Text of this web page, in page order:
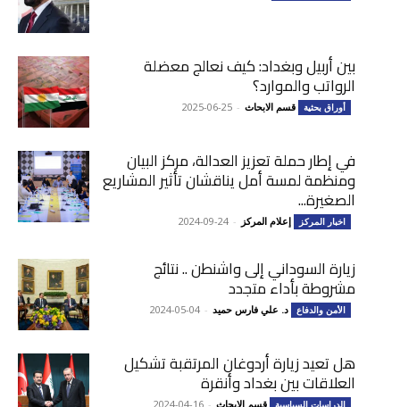
بين أربيل وبغداد: كيف نعالج معضلة
الرواتب والموارد؟
أوراق بحثية قسم الابحاث -
2025-06-25
في إطار حملة تعزيز العدالة، مركز البيان
ومنظمة لمسة أمل يناقشان تأثير المشاريع
الصغيرة...
اخبار المركز إعلام المركز -
2024-09-24
زيارة السوداني إلى واشنطن .. نتائج
مشروطة بأداء متجدد
الأمن والدفاع د. علي فارس حميد -
2024-05-04
هل تعيد زيارة أردوغان المرتقبة تشكيل
العلاقات بين بغداد وأنقرة
الدراسات السياسية قسم الابحاث -
2024-04-16